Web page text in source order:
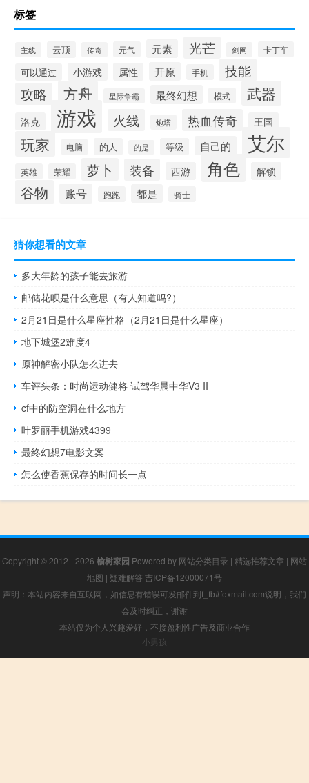
标签
主线 云顶 传奇 元气 元素 光芒 剑网 卡丁车
可以通过 小游戏 属性 开原 手机 技能
攻略 方舟 星际争霸 最终幻想 模式 武器
洛克 游戏 火线 炮塔 热血传奇 王国
玩家 电脑 的人 的是 等级 自己的 艾尔
英雄 荣耀 萝卜 装备 西游 角色 解锁
谷物 账号 跑跑 都是 骑士
猜你想看的文章
多大年龄的孩子能去旅游
邮储花呗是什么意思（有人知道吗?）
2月21日是什么星座性格（2月21日是什么星座）
地下城堡2难度4
原神解密小队怎么进去
车评头条：时尚运动健将 试驾华晨中华V3 II
cf中的防空洞在什么地方
叶罗丽手机游戏4399
最终幻想7电影文案
怎么使香蕉保存的时间长一点
Copyright © 2012 - 2026 榆树家园 Powered by 网站分类目录 | 精选推荐文章 | 网站
地图 | 疑难解答 吉ICP备12000071号
声明：本站内容来自互联网，如信息有错误可发邮件到f_fb#foxmail.com说明，我们
会及时纠正，谢谢
本站仅为个人兴趣爱好，不接盈利性广告及商业合作
小男孩